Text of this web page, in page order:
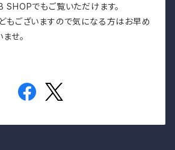
SHOPでもご覧いただけます。
もございますので気になる方はお早め
せ。